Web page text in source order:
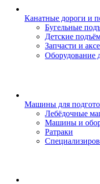
Канатные дороги и
Бугельные
Детские
Запчасти и
Оборудование
Машины для
Лебёдочные
Машины и
Ратраки